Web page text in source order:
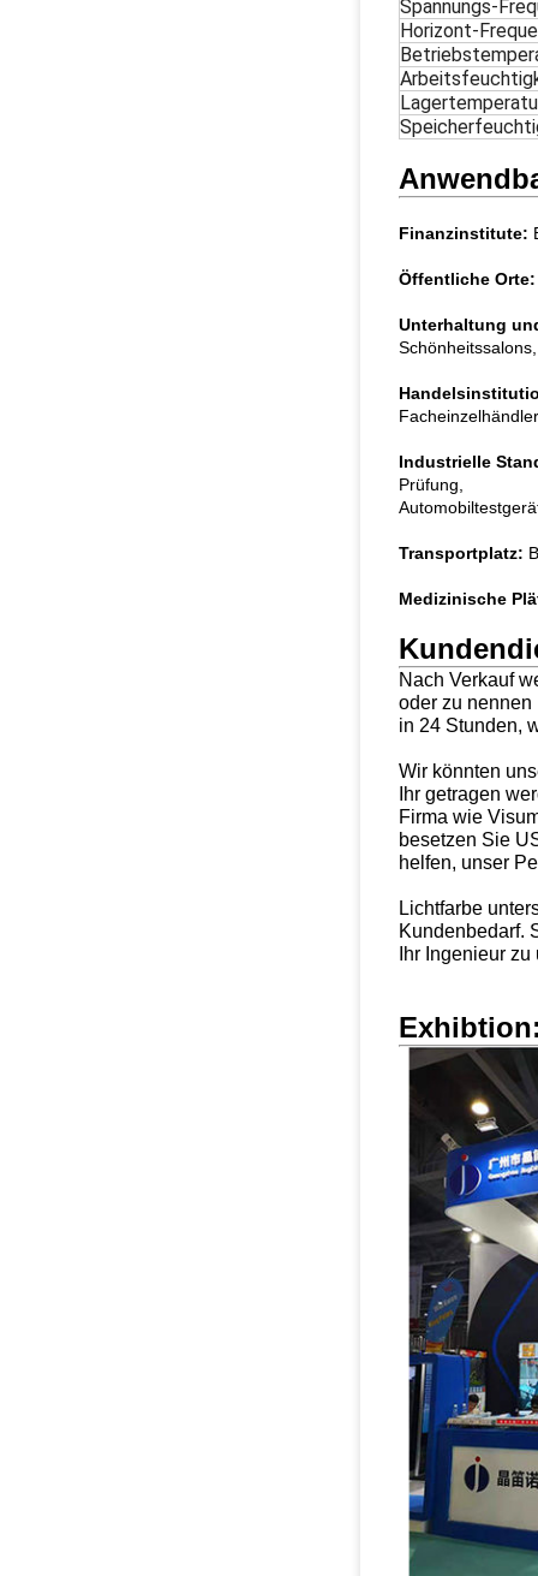
Spannungs-
Horizont-
Finanzinstitute:
Öffentliche Orte:
Unterhaltung
Industrielle
Prüfung,
Transportplatz:
Medizinische
Nach Verkauf
oder zu nennen
in 24 Stunden,
Wir könnten
Ihr getragen
Firma wie
besetzen Sie
helfen, unser
Lichtfarbe
Kundenbedarf.
Ihr Ingenieur